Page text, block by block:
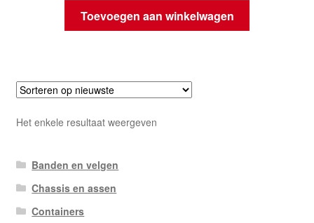
Toevoegen aan winkelwagen
Het enkele resultaat weergeven
Banden en velgen
Chassis en assen
Containers